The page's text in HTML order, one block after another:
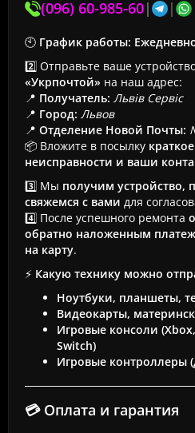
(096) 60-985-60| |
🕙 График работы:
2️⃣ Отправьте ваше
«Укрпочтой» на наш адрес:
📍 Получатель: Львів Сервіс
📍 Город: Львов
📍 Отделение Новой Почты:
📦 Вложите в посылку
неисправности и ваши
3️⃣ Мы получим устройство,
свяжемся с вами для
4️⃣ После успешного ремонта
обратно наложенным
на карту.
⚡ Какую технику можно
Ноутбуки, планшеты,
Видеокарты,
Игровые консоли
Switch)
Игровые контроллеры
💳 Оплата и гарантия